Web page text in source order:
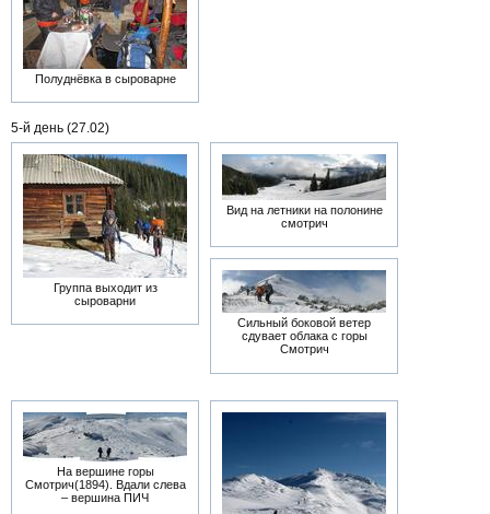
Полуднёвка в сыроварне
5-й день (27.02)
Группа выходит из
сыроварни
Вид на летники на полонине
смотрич
Сильный боковой ветер
сдувает облака с горы
Смотрич
На вершине горы
Смотрич(1894). Вдали слева
– вершина ПИЧ